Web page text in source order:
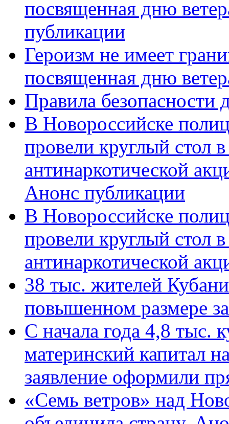
посвященная дню
публикации
Героизм не имеет
посвященная дню
Правила безопасности
В Новороссийске
провели круглый стол
антинаркотической
Анонс публикации
В Новороссийске
провели круглый стол
антинаркотической
38 тыс. жителей
повышенном размере
С начала года 4,8 тыс.
материнский капитал
заявление оформили
«Семь ветров» над